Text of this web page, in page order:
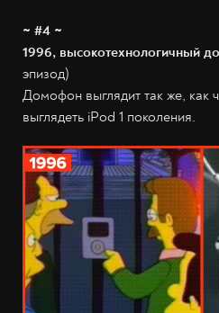
~ #4 ~
1996, высокотехнологичный
эпизод)
Домофон выглядит так же, как
выглядеть iPod 1 поколения.